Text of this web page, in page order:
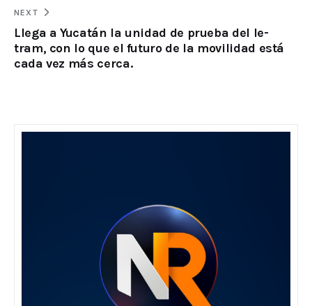
NEXT
Llega a Yucatán la unidad de prueba del Ie-
tram, con lo que el futuro de la movilidad está
cada vez más cerca.